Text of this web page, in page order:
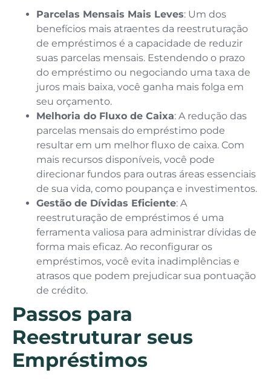
Parcelas Mensais Mais Leves: Um dos
benefícios mais atraentes da reestruturação
de empréstimos é a capacidade de reduzir
suas parcelas mensais. Estendendo o prazo
do empréstimo ou negociando uma taxa de
juros mais baixa, você ganha mais folga em
seu orçamento.
Melhoria do Fluxo de Caixa: A redução das
parcelas mensais do empréstimo pode
resultar em um melhor fluxo de caixa. Com
mais recursos disponíveis, você pode
direcionar fundos para outras áreas essenciais
de sua vida, como poupança e investimentos.
Gestão de Dívidas Eficiente: A
reestruturação de empréstimos é uma
ferramenta valiosa para administrar dívidas de
forma mais eficaz. Ao reconfigurar os
empréstimos, você evita inadimplências e
atrasos que podem prejudicar sua pontuação
de crédito.
Passos para
Reestruturar seus
Empréstimos